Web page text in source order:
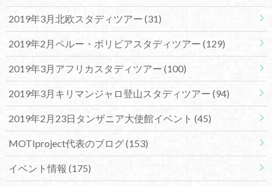
2019年3月北欧スタディツアー (31)
2019年2月ペルー・ボリビアスタディツアー (129)
2019年3月アフリカスタディツアー (100)
2019年3月キリマンジャロ登山スタディツアー (94)
2019年2月23日タンザニア大使館イベント (45)
MOTIproject代表のブログ(153)
イベント情報 (175)